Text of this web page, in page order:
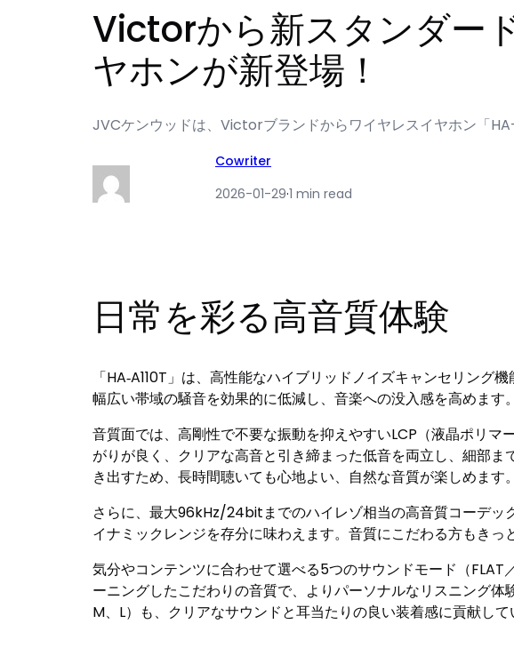
Victorから新スタンダー
ヤホンが新登場！
JVCケンウッドは、Victorブランドからワイヤレスイヤホン「
Cowriter
2026-01-29·1 min read
日常を彩る高音質体験
「HA‐A110T」は、高性能なハイブリッドノイズキャンセリング
幅広い帯域の騒音を効果的に低減し、音楽への没入感を高めま
音質面では、高剛性で不要な振動を抑えやすいLCP（液晶ポリ
がりが良く、クリアな高音と引き締まった低音を両立し、細部
き出すため、長時間聴いても心地よい、自然な音質が楽しめます。
さらに、最大96kHz/24bitまでのハイレゾ相当の高音質コーデ
イナミックレンジを存分に味わえます。音質にこだわる方もきっ
気分やコンテンツに合わせて選べる5つのサウンドモード（
ーニングしたこだわりの音質で、よりパーソナルなリスニング
M、L）も、クリアなサウンドと耳当たりの良い装着感に貢献して